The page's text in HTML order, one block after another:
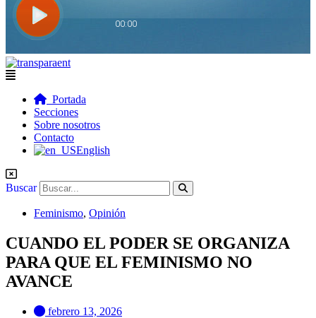
Flyout
Portada
Secciones
Sobre nosotros
Contacto
English
Buscar
Feminismo, Opinión
CUANDO EL PODER SE ORGANIZA
PARA QUE EL FEMINISMO NO
AVANCE
febrero 13, 2026